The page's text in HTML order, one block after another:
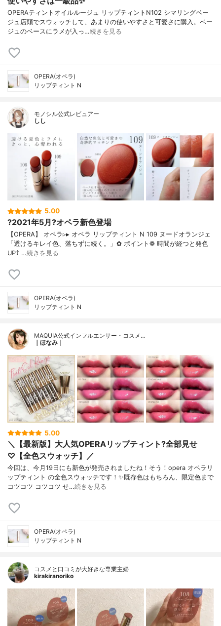
OPERAティントオイルルージュ リップティントN102 シマリングベー
ジュ店頭でスウォッチして、あまりの使いやすさと可愛さに購入。ベー
ジュのベースにラメが入っ…続きを見る
OPERA(オペラ)
リップティント N
モノシル公式レビュアー
しし
5.00
?2021年5月?オペラ新色登場
【OPERA】 オペラ▹▸ オペラ リップティント N 109 ヌードオランジェ
「透けるキレイ色、落ちずに続く。」✿ ポイント❁︎ 時間が経つと発色
UP⤴ …続きを見る
OPERA(オペラ)
リップティント N
MAQUIA公式インフルエンサー・コスメ…
｜ほなみ｜
5.00
＼【最新版】大人気OPERAリップティント?全部見せ
♡【全色スウォッチ】／
今回は、今月19日にも新色が発売されましたね！そう！opera オペラリ
ップティント の全色スウォッチです！✨既存色はもちろん、限定色まで
コツコツ コツコツ せ…続きを見る
OPERA(オペラ)
リップティント N
コスメと口コミが大好きな専業主婦
kirakiranoriko